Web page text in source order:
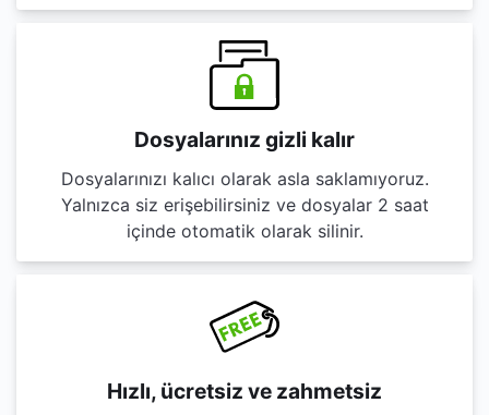
Dosyalarınız gizli kalır
Dosyalarınızı kalıcı olarak asla saklamıyoruz.
Yalnızca siz erişebilirsiniz ve dosyalar 2 saat
içinde otomatik olarak silinir.
Hızlı, ücretsiz ve zahmetsiz